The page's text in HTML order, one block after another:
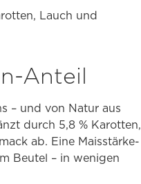
Lauch und
Anteil
– und von Natur aus
durch 5,8 % Karotten,
ab. Eine Maisstärke-
Beutel – in wenigen